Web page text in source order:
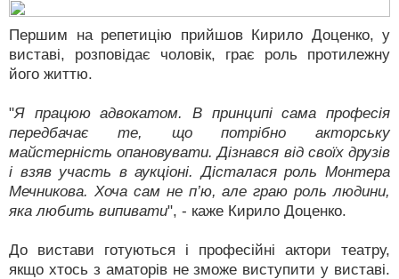
Першим на репетицію прийшов Кирило Доценко, у
виставі, розповідає чоловік, грає роль протилежну
його життю.
"Я працюю адвокатом. В принципі сама професія
передбачає те, що потрібно акторську
майстерність опановувати. Дізнався від своїх друзів
і взяв участь в аукціоні. Дісталася роль Монтера
Мечникова. Хоча сам не п’ю, але граю роль людини,
яка любить випивати", - каже Кирило Доценко.
До вистави готуються і професійні актори театру,
якщо хтось з аматорів не зможе виступити у виставі.